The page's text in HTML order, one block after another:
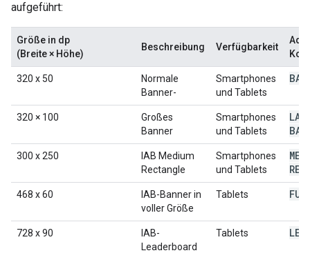
aufgeführt:
Größe in dp
(Breite × Höhe)
Beschreibung Verfügbarkeit
320 x 50
Normale
Banner-
Smartphones
und Tablets
320 × 100
Großes
Banner
Smartphones
und Tablets
300 x 250
IAB Medium
Rectangle
Smartphones
und Tablets
468 x 60
IAB-Banner in
voller Größe
Tablets
728 x 90
IAB-
Leaderboard
Tablets